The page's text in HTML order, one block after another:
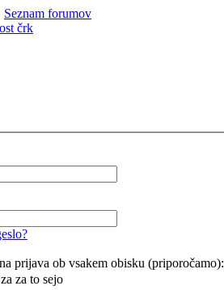
Seznam forumov
črk
prijava ob vsakem obisku (priporočamo):
za to sejo